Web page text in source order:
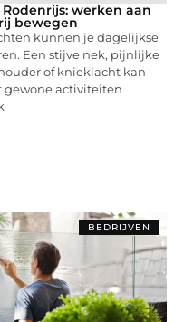
werken aan
bewegen
kunnen je dagelijkse
Een stijve nek, pijnlijke
of knieklacht kan
gewone activiteiten
BEDRIJVEN